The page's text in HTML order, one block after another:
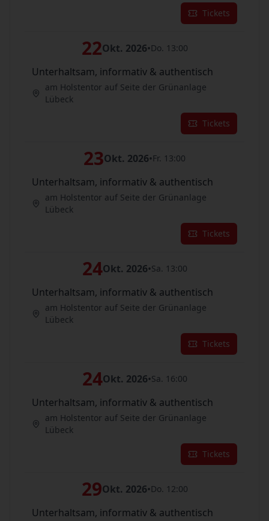
Tickets
22Okt. 2026•Do. 13:00
Unterhaltsam, informativ & authentisch
am Holstentor auf Seite der Grünanlage
Lübeck
Tickets
23Okt. 2026•Fr. 13:00
Unterhaltsam, informativ & authentisch
am Holstentor auf Seite der Grünanlage
Lübeck
Tickets
24Okt. 2026•Sa. 13:00
Unterhaltsam, informativ & authentisch
am Holstentor auf Seite der Grünanlage
Lübeck
Tickets
24Okt. 2026•Sa. 16:00
Unterhaltsam, informativ & authentisch
am Holstentor auf Seite der Grünanlage
Lübeck
Tickets
29Okt. 2026•Do. 12:00
Unterhaltsam, informativ & authentisch